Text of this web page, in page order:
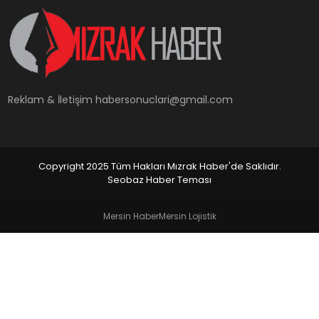
YAŞAM
Reklam & İletişimhabersonuclari@gmail.com
Copyright 2025 Tüm Hakları Mızrak Haber'de Saklıdır.
Seobaz Haber Teması
Mersin HaberMersin Lojistik